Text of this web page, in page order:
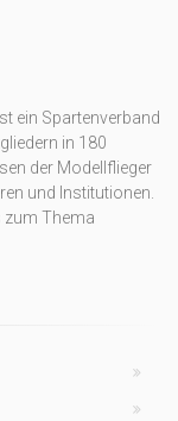
ein Spartenverband
in 180
der Modellflieger
und Institutionen.
zum Thema